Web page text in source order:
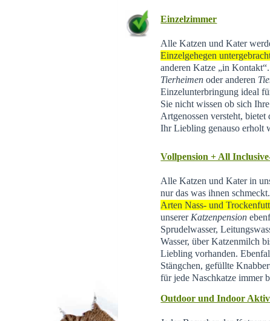
Einzelzimmer
Alle Katzen und Kater
Einzelgehegen
anderen Katze „in
Tierheimen oder anderen
Einzelunterbringung ideal
Sie nicht wissen ob sich
Artgenossen versteht,
Ihr Liebling genauso erholt
Vollpension + All
Alle Katzen und Kater in
nur das was ihnen
Arten Nass- und
unserer Katzenpension
Sprudelwasser,
Wasser, über Katzenmilch
Liebling vorhanden.
Stängchen, gefüllte
für jede Naschkatze immer
Outdoor und Indoor